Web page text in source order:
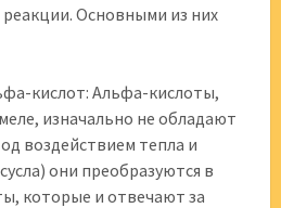
Основными из них
кислот: Альфа-кислоты,
изначально не обладают
воздействием тепла и
они преобразуются в
которые и отвечают за